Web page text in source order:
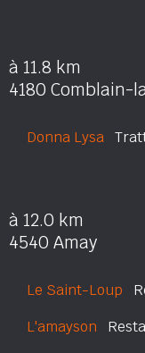
à 11.8 km
4180 Comblain-
Donna Lysa
à 12.0 km
4540 Amay
Le Saint-Loup
L'amayson